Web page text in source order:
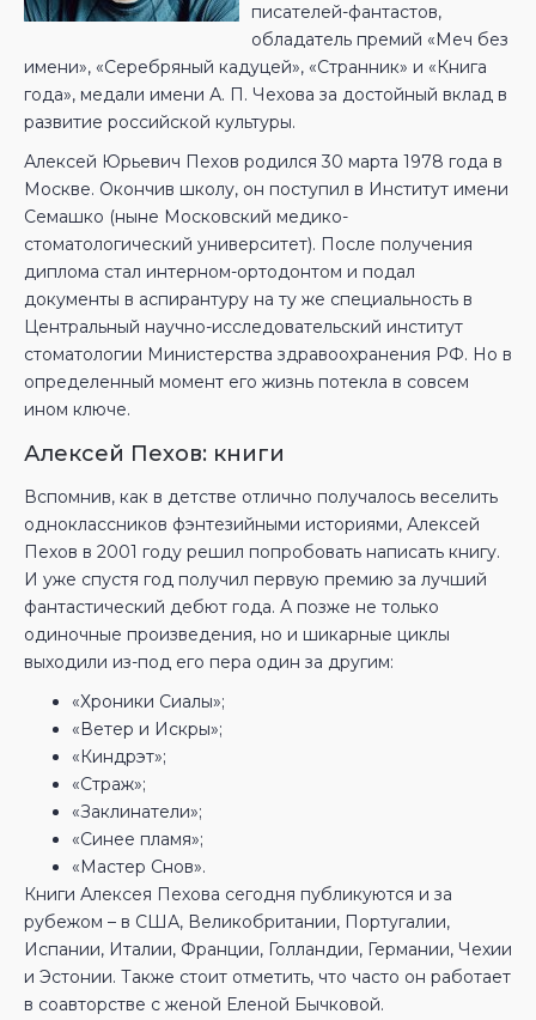
писателей-фантастов,
обладатель премий «Меч без
имени», «Серебряный кадуцей», «Странник» и «Книга
года», медали имени А. П. Чехова за достойный вклад в
развитие российской культуры.
Алексей Юрьевич Пехов родился 30 марта 1978 года в
Москве. Окончив школу, он поступил в Институт имени
Семашко (ныне Московский медико-
стоматологический университет). После получения
диплома стал интерном-ортодонтом и подал
документы в аспирантуру на ту же специальность в
Центральный научно-исследовательский институт
стоматологии Министерства здравоохранения РФ. Но в
определенный момент его жизнь потекла в совсем
ином ключе.
Алексей Пехов: книги
Вспомнив, как в детстве отлично получалось веселить
одноклассников фэнтезийными историями, Алексей
Пехов в 2001 году решил попробовать написать книгу.
И уже спустя год получил первую премию за лучший
фантастический дебют года. А позже не только
одиночные произведения, но и шикарные циклы
выходили из-под его пера один за другим:
«Хроники Сиалы»;
«Ветер и Искры»;
«Киндрэт»;
«Страж»;
«Заклинатели»;
«Синее пламя»;
«Мастер Снов».
Книги Алексея Пехова сегодня публикуются и за
рубежом – в США, Великобритании, Португалии,
Испании, Италии, Франции, Голландии, Германии, Чехии
и Эстонии. Также стоит отметить, что часто он работает
в соавторстве с женой Еленой Бычковой.